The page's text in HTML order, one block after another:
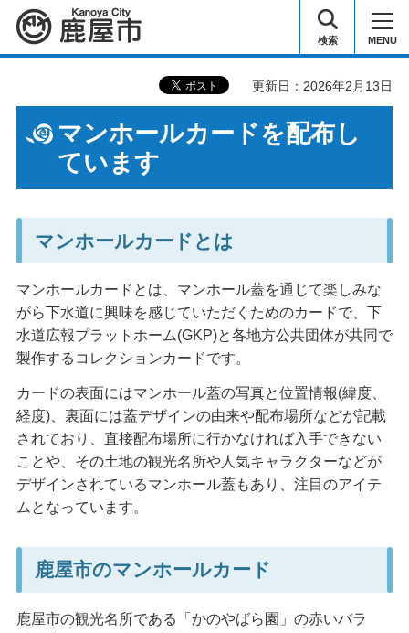
鹿屋市 検索 MENU
更新日：2026年2月13日
マンホールカードを配布し
ています
マンホールカードとは
マンホールカードとは、マンホール蓋を通じて楽しみな
がら下水道に興味を感じていただくためのカードで、下
水道広報プラットホーム(GKP)と各地方公共団体が共同で
製作するコレクションカードです。
カードの表面にはマンホール蓋の写真と位置情報(緯度、
経度)、裏面には蓋デザインの由来や配布場所などが記載
されており、直接配布場所に行かなければ入手できない
ことや、その土地の観光名所や人気キャラクターなどが
デザインされているマンホール蓋もあり、注目のアイテ
ムとなっています。
鹿屋市のマンホールカード
鹿屋市の観光名所である「かのやばら園」の赤いバラ